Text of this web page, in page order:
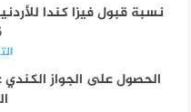
نسبة قبول فيزا كندا
الحصول على الجواز الكندي